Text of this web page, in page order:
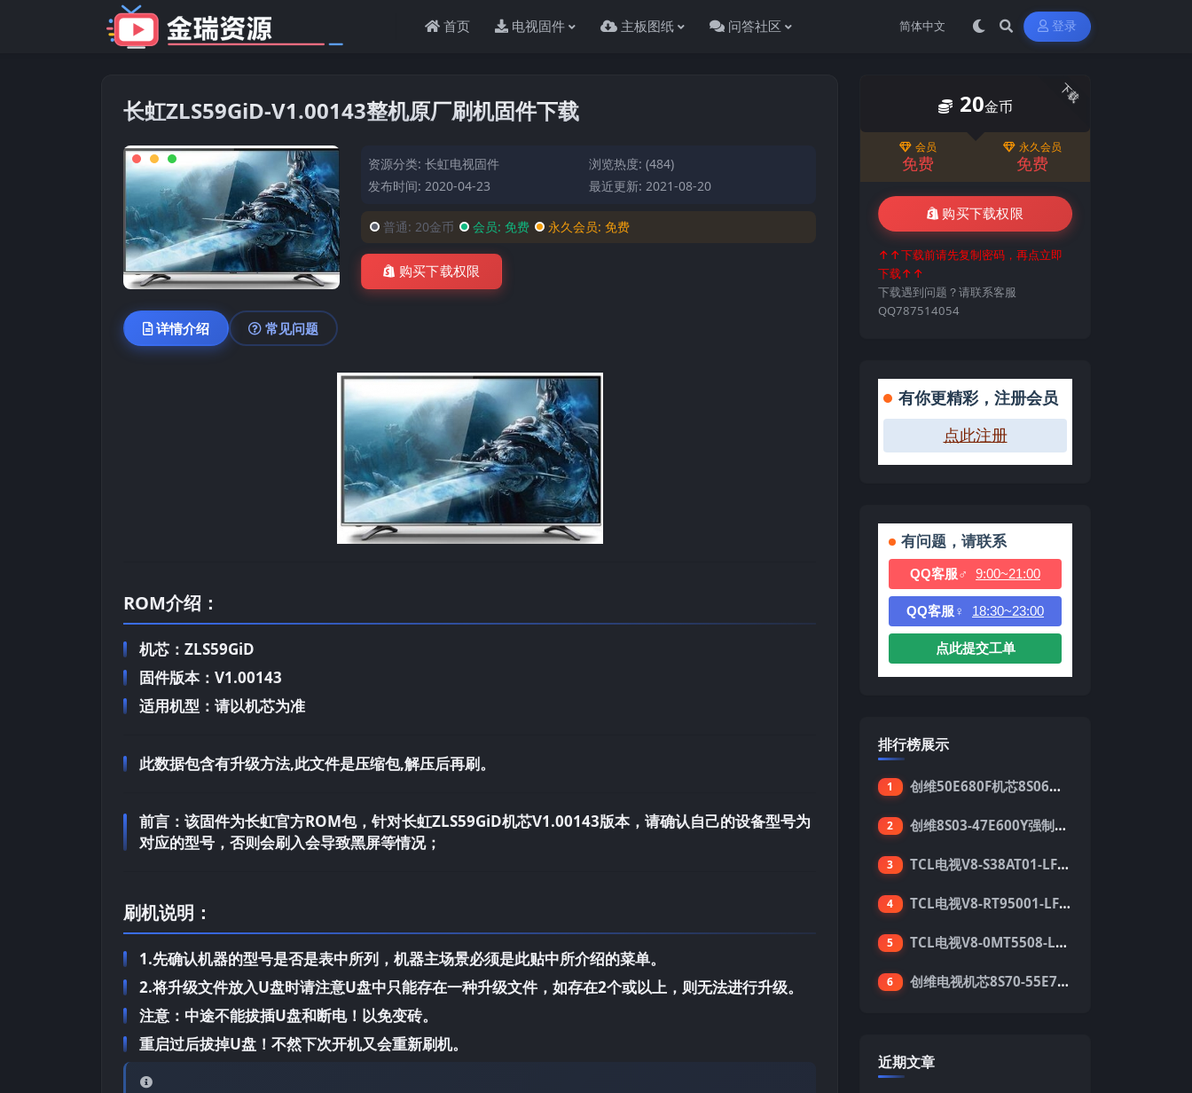
首页 电视固件 主板图纸 问答社区 登录
长虹ZLS59GiD-V1.00143整机原厂刷机固件下载
资源分类:长虹电视固件
浏览热度: (484)
发布时间: 2020-04-23
最近更新: 2021-08-20
普通: 20金币 会员: 免费 永久会员:免费
购买下载权限
详情介绍 常见问题
ROM介绍：
机芯：ZLS59GiD
固件版本：V1.00143
适用机型：请以机芯为准
此数据包含有升级方法,此文件是压缩包,解压后再刷。
前言： 该固件为长虹官方ROM包，针对长虹ZLS59GiD机芯V1.00143版本，请确认自己的设备型号为
对应的型号，否则会刷入会导致黑屏等情况；
刷机说明：
1.先确认机器的型号是否是表中所列，机器主场景必须是此贴中所介绍的菜单。
2.将升级文件放入U盘时请注意U盘中只能存在一种升级文件，如存在2个或以上，则无法进行升级。
注意：中途不能拔插U盘和断电！以免变砖。
重启过后拔掉U盘！不然下次开机又会重新刷机。
下载
20金币
会员
免费
永久会员
免费
购买下载权限
↑↑下载前请先复制密码，再点立即
下载↑↑
下载遇到问题？请联系客服
QQ787514054
有你更精彩，注册会员
点此注册
有问题，请联系
QQ客服♂ 9:00~21:00
QQ客服♀ 18:30~23:00
点此提交工单
排行榜展示
1 创维50E680F机芯8S06强制升级刷机包
2 创维8S03-47E600Y强制升级软件刷机电视固件包
3 TCL电视V8-S38AT01-LF1V123版本强刷电视固件包下载
4 TCL电视V8-RT95001-LF1V215版本强刷电视固件包下载
5 TCL电视V8-0MT5508-LF1V362版本强刷电视固件包下载
6 创维电视机芯8S70-55E710S系列酷开5.05刷机固件
近期文章